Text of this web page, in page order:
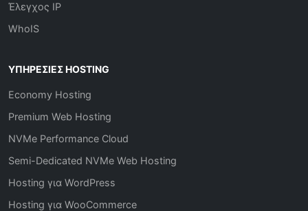
Έλεγχος IP
WhoIS
ΥΠΗΡΕΣΊΕΣ HOSTING
Economy Hosting
Premium Web Hosting
NVMe Performance Cloud
Semi-Dedicated NVMe Web Hosting
Hosting για WordPress
Hosting για WooCommerce